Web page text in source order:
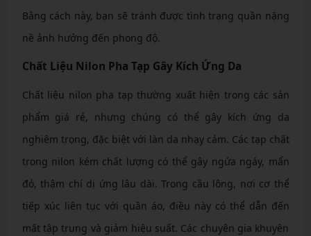
Bằng cách này, bạn sẽ tránh được tình trạng quần nặng
nề ảnh hưởng đến phong độ.
Chất Liệu Nilon Pha Tạp Gây Kích Ứng Da
Chất liệu nilon pha tạp thường xuất hiện trong các sản
phẩm giá rẻ, nhưng chúng có thể gây kích ứng da
nghiêm trọng, đặc biệt với làn da nhạy cảm. Các tạp chất
trong nilon kém chất lượng có thể gây ngứa ngáy, mẩn
đỏ, thậm chí dị ứng lâu dài. Trong cầu lông, nơi cơ thể
tiếp xúc liên tục với quần áo, điều này có thể dẫn đến
mất tập trung và giảm hiệu suất. Các chuyên gia khuyên